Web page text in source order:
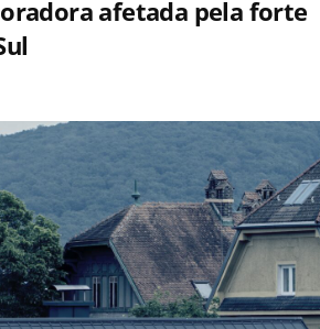
afetada pela forte